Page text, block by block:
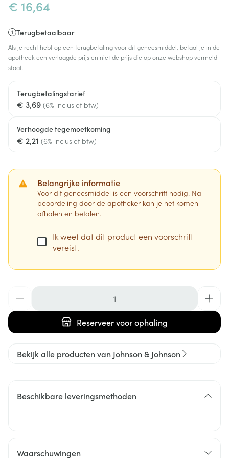
€ 16,64
Terugbetaalbaar
Als je recht hebt op een terugbetaling voor dit geneesmiddel, betaal je in de
apotheek een verlaagde prijs en niet de prijs die op onze webshop vermeld
staat.
Terugbetalingstarief
€ 3,69 (6% inclusief btw)
Verhoogde tegemoetkoming
€ 2,21 (6% inclusief btw)
Belangrijke informatie
Voor dit geneesmiddel is een voorschrift nodig. Na
beoordeling door de apotheker kan je het komen
afhalen en betalen.
Ik weet dat dit product een voorschrift
vereist.
Reserveervoor ophaling
Bekijk alle producten van Johnson & Johnson
Beschikbare leveringsmethoden
Waarschuwingen